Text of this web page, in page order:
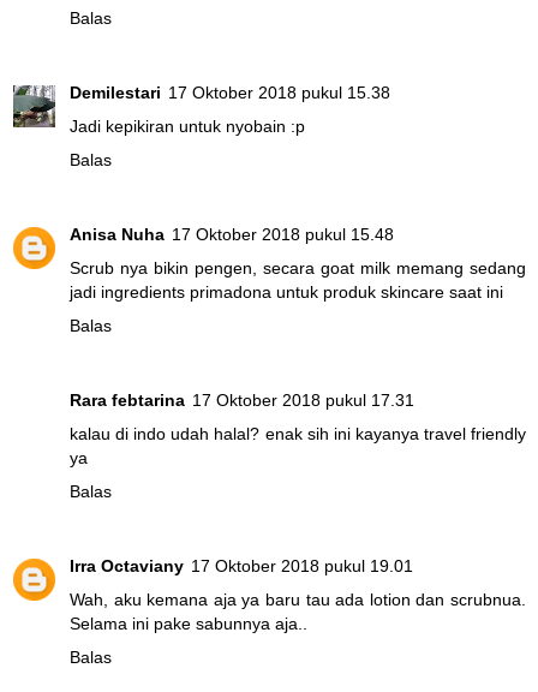
Balas
Demilestari 17 Oktober 2018 pukul 15.38
Jadi kepikiran untuk nyobain :p
Balas
Anisa Nuha 17 Oktober 2018 pukul 15.48
Scrub nya bikin pengen, secara goat milk memang sedang
jadi ingredients primadona untuk produk skincare saat ini
Balas
Rara febtarina 17 Oktober 2018 pukul 17.31
kalau di indo udah halal? enak sih ini kayanya travel friendly
ya
Balas
Irra Octaviany 17 Oktober 2018 pukul 19.01
Wah, aku kemana aja ya baru tau ada lotion dan scrubnua.
Selama ini pake sabunnya aja..
Balas